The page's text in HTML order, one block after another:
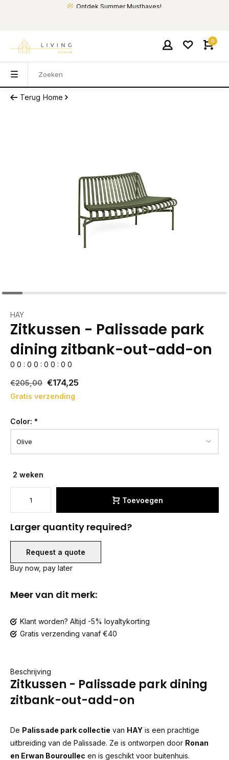
Ontdek Summer Musthaves!
0
Terug Home
HAY
Zitkussen - Palissade park
dining zitbank-out-add-on
0 0 : 0 0 : 0 0 : 0 0
€205,00 €174,25
Gratis verzending
Color: *
2 weken
Toevoegen
Larger quantity required?
Request a quote
Buy now, pay later
Meer van dit merk:
Klant worden? Altijd -5% loyaltykorting
Gratis verzending vanaf €40
Beschrijving
Zitkussen - Palissade park dining
zitbank-out-add-on
De Palissade park collectie van HAY is een prachtige
uitbreiding van de Palissade. Ze is ontworpen door Ronan
en Erwan Bouroullec en is geschikt voor buitenhuis.